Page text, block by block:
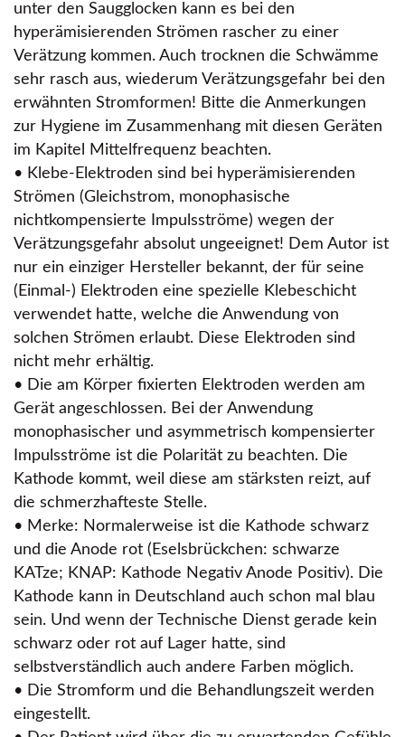
unter den Saugglocken kann es bei den
hyperämisierenden Strömen rascher zu einer
Verätzung kommen. Auch trocknen die Schwämme
sehr rasch aus, wiederum Verätzungsgefahr bei den
erwähnten Stromformen! Bitte die Anmerkungen
zur Hygiene im Zusammenhang mit diesen Geräten
im Kapitel Mittelfrequenz beachten.
• Klebe-Elektroden sind bei hyperämisierenden
Strömen (Gleichstrom, monophasische
nichtkompensierte Impulsströme) wegen der
Verätzungsgefahr absolut ungeeignet! Dem Autor ist
nur ein einziger Hersteller bekannt, der für seine
(Einmal-) Elektroden eine spezielle Klebeschicht
verwendet hatte, welche die Anwendung von
solchen Strömen erlaubt. Diese Elektroden sind
nicht mehr erhältig.
• Die am Körper fixierten Elektroden werden am
Gerät angeschlossen. Bei der Anwendung
monophasischer und asymmetrisch kompensierter
Impulsströme ist die Polarität zu beachten. Die
Kathode kommt, weil diese am stärksten reizt, auf
die schmerzhafteste Stelle.
• Merke: Normalerweise ist die Kathode schwarz
und die Anode rot (Eselsbrückchen: schwarze
KATze; KNAP: Kathode Negativ Anode Positiv). Die
Kathode kann in Deutschland auch schon mal blau
sein. Und wenn der Technische Dienst gerade kein
schwarz oder rot auf Lager hatte, sind
selbstverständlich auch andere Farben möglich.
• Die Stromform und die Behandlungszeit werden
eingestellt.